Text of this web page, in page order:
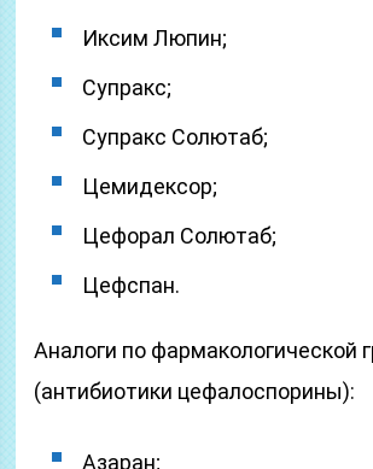
Иксим Люпин;
Супракс;
Супракс Солютаб;
Цемидексор;
Цефорал Солютаб;
Цефспан.
Аналоги по фармакологической
(антибиотики цефалоспорины):
Азаран;